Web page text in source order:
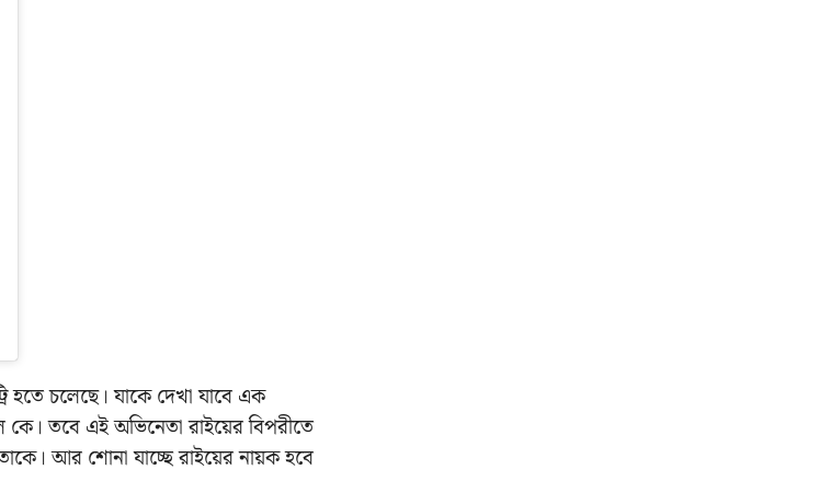
হতে চলেছে। যাকে দেখা যাবে এক
কে। তবে এই অভিনেতা রাইয়ের বিপরীতে
আর শোনা যাচ্ছে রাইয়ের নায়ক হবে